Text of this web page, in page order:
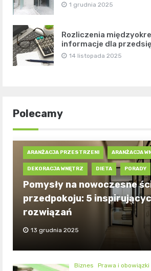
1 grudnia 2025
Rozliczenia
informacje dla
14 listopada 2025
Polecamy
ARANŻACJA PRZESTRZENI ARANŻACJA
DEKORACJA WNĘTRZ DIETA PORADY
Pomysły na nowoczesne
przedpokoju: 5
rozwiązań
13 grudnia 2025
Biznes
Prawa i